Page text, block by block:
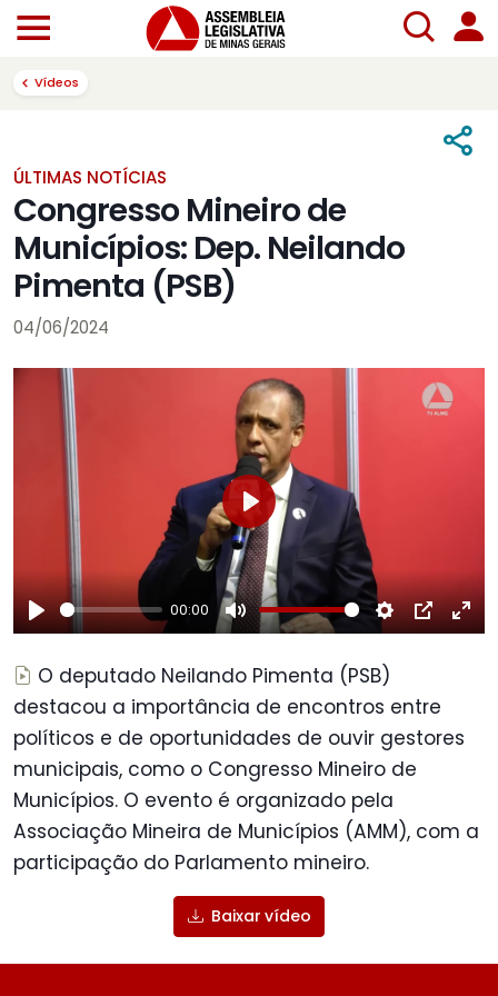
Vídeos
ÚLTIMAS NOTÍCIAS
Congresso Mineiro de
Municípios: Dep. Neilando
Pimenta (PSB)
04/06/2024
Play
00:00
Mute Settings
PIP
Play
O deputado Neilando Pimenta (PSB)
destacou a importância de encontros entre
políticos e de oportunidades de ouvir gestores
municipais, como o Congresso Mineiro de
Municípios. O evento é organizado pela
Associação Mineira de Municípios (AMM), com a
participação do Parlamento mineiro.
Baixar vídeo